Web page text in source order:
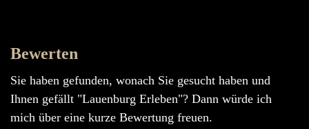
Bewerten
Sie haben gefunden, wonach Sie gesucht haben und
Ihnen gefällt "Lauenburg Erleben"? Dann würde ich
mich über eine kurze Bewertung freuen.